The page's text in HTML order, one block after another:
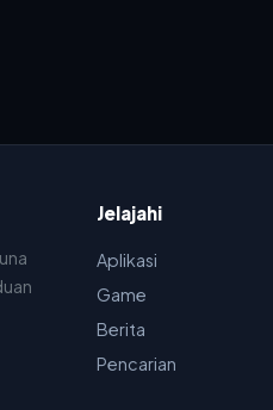
Jelajahi
Aplikasi
Game
Berita
Pencarian